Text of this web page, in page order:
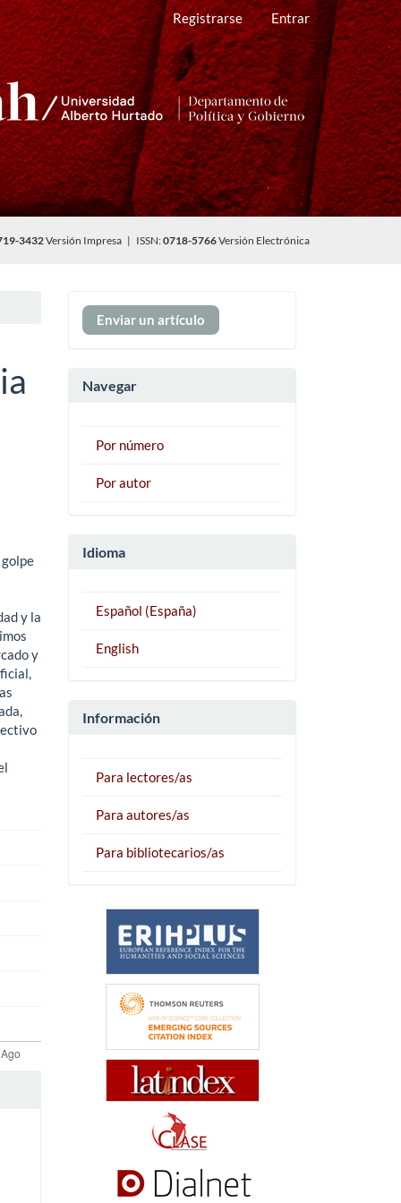
Registrarse Entrar
3432Versión Impresa | ISSN:0718-5766Versión Electrónica
y la
y
Enviar
un
Enviar un artículo
Navegar
Por número
Por autor
Idioma
Español (España)
English
Información
Para lectores/as
Para autores/as
Para bibliotecarios/as